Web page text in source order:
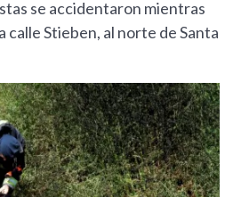
se accidentaron mientras
calle Stieben, al norte de Santa